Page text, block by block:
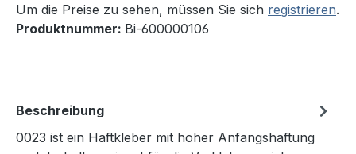
Um die Preise zu sehen, müssen Sie sich registrieren.
Produktnummer: Bi-600000106
Beschreibung
0023 ist ein Haftkleber mit hoher Anfangshaftung